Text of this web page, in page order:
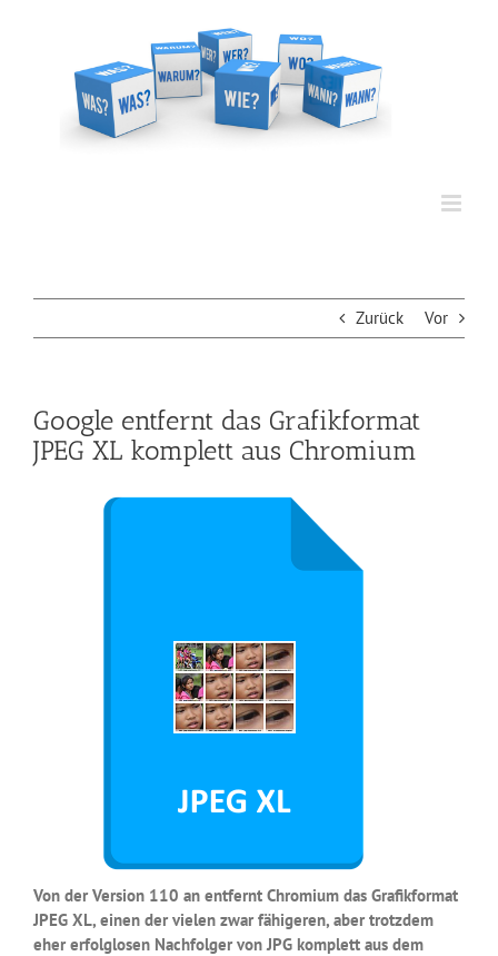
Zurück Vor
Google entfernt das Grafikformat
JPEG XL komplett aus Chromium
Von der Version 110 an entfernt Chromium das Grafikformat
JPEG XL, einen der vielen zwar fähigeren, aber trotzdem
eher erfolglosen Nachfolger von JPG komplett aus dem